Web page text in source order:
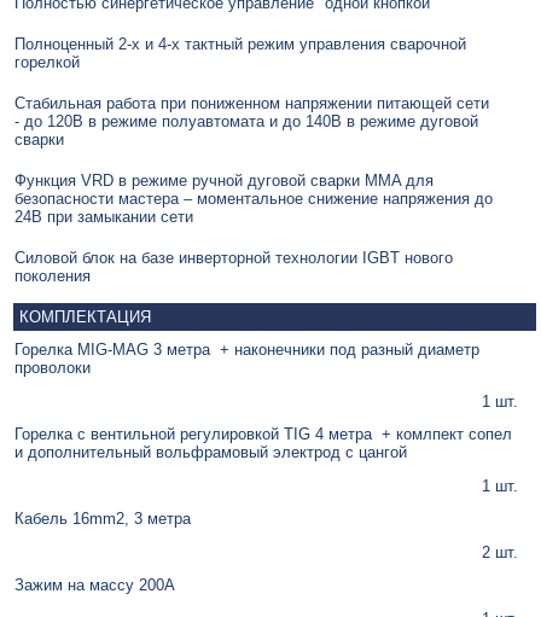
Полноценный 2-х и 4-х тактный режим управления сварочной
горелкой
Стабильная работа при пониженном напряжении питающей сети
- до 120В в режиме полуавтомата и до 140В в режиме дуговой
сварки
Функция VRD в режиме ручной дуговой сварки MMA для
безопасности мастера – моментальное снижение напряжения до
24В при замыкании сети
Силовой блок на базе инверторной технологии IGBT нового
поколения
КОМПЛЕКТАЦИЯ
Горелка MIG-MAG 3 метра + наконечники под разный диаметр
проволоки
1 шт.
Горелка с вентильной регулировкой TIG 4 метра + комлпект сопел
и дополнительный вольфрамовый электрод с цангой
1 шт.
Кабель 16mm2, 3 метра
2 шт.
Зажим на массу 200А